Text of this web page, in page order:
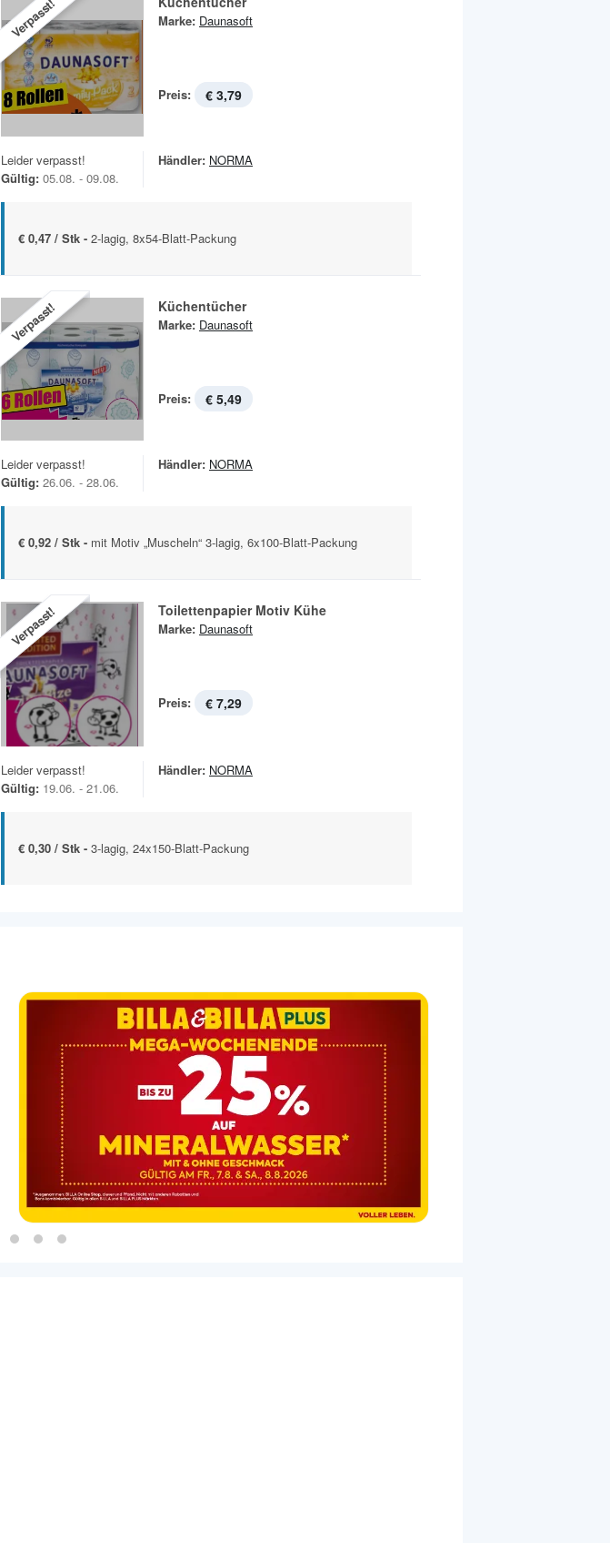
Verpasst! Marke: Daunasoft
Preis: € 3,79
Leider verpasst!
Gültig: 05.08. - 09.08.
Händler: NORMA
€ 0,47 / Stk - 2-lagig, 8x54-Blatt-Packung
Verpasst! Küchentücher
Marke: Daunasoft
Preis: € 5,49
Leider verpasst!
Gültig: 26.06. - 28.06.
Händler: NORMA
€ 0,92 / Stk - mit Motiv „Muscheln“ 3-lagig, 6x100-Blatt-Packung
Verpasst! Toilettenpapier Motiv Kühe
Marke: Daunasoft
Preis: € 7,29
Leider verpasst!
Gültig: 19.06. - 21.06.
Händler: NORMA
€ 0,30 / Stk - 3-lagig, 24x150-Blatt-Packung